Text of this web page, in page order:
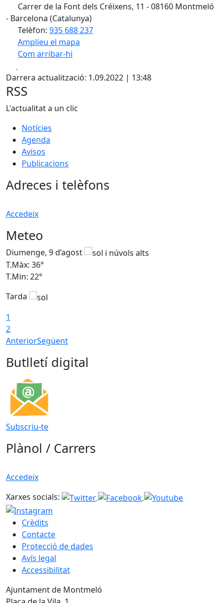
Carrer de la Font dels Créixens, 11 - 08160 Montmeló
- Barcelona (Catalunya)
Telèfon: 935 688 237
Amplieu el mapa
Com arribar-hi
+
−
Darrera actualització: 1.09.2022 | 13:48
RSS
L'actualitat a un clic
Notícies
Agenda
Avisos
Publicacions
Adreces i telèfons
Accedeix
Meteo
Diumenge, 9 d’agost
T.Màx: 36°
T.Min: 22°
Tarda
1
2
AnteriorSegüent
Butlletí digital
Subscriu-te
Plànol / Carrers
Accedeix
Xarxes socials:
Crèdits
Contacte
Protecció de dades
Avís legal
Accessibilitat
Ajuntament de Montmeló